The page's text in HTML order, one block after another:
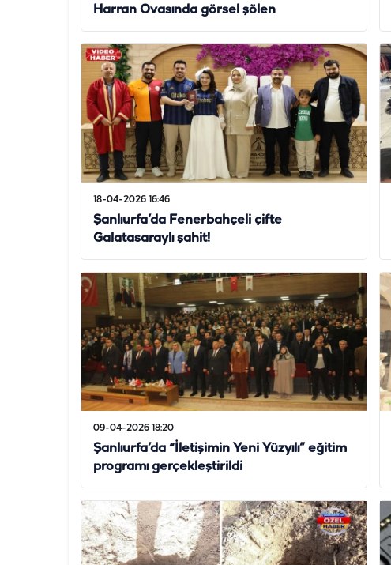
Harran Ovasında görsel şölen
18-04-2026 16:46
Şanlıurfa’da Fenerbahçeli çifte
Galatasaraylı şahit!
09-04-2026 18:20
Şanlıurfa’da “İletişimin Yeni Yüzyılı” eğitim
programı gerçekleştirildi